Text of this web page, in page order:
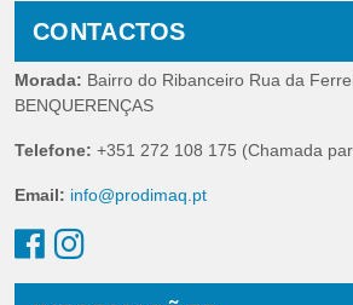
CONTACTOS
Morada: Bairro do Ribanceiro Rua da
BENQUERENÇAS
Telefone: +351 272 108 175 (Chamada
Email: info@prodimaq.pt